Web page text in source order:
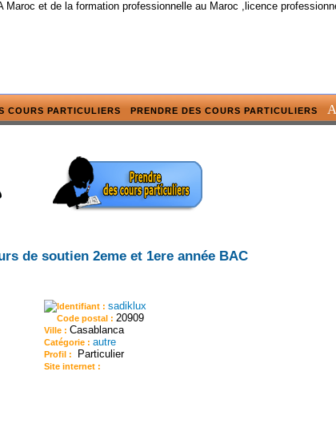
et de la formation professionnelle au Maroc ,licence
COURS PARTICULIERS PRENDRE DES COURS PARTICULIERS
de soutien 2eme et 1ere année BAC
Identifiant :sadiklux
Code postal : 20909
Ville :Casablanca
Catégorie :autre
Profil : Particulier
Site internet :